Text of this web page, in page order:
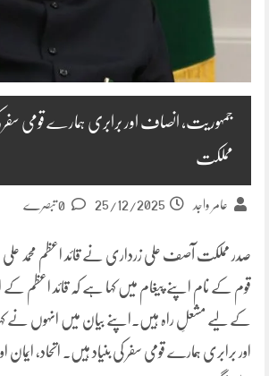
جمہوریت، انصاف اور برابری ہمارے قومی سفر
مملکت
عامر واجد 25/12/2025
صدر مملکت آصف علی زرداری نے قائد اعظم محمد علی
قوم کے نام اپنے پیغام میں کہا ہے کہ قائد اعظم
کے لیے مشعلِ راہ ہیں۔اپنے بیان میں انہوں نے
اور برابری ہمارے قومی سفر کی بنیاد ہیں۔ اتحاد،